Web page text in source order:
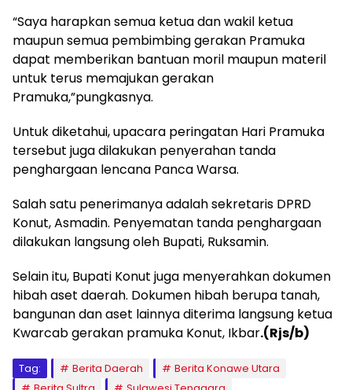
“Saya harapkan semua ketua dan wakil ketua
maupun semua pembimbing gerakan Pramuka
dapat memberikan bantuan moril maupun materil
untuk terus memajukan gerakan
Pramuka,”pungkasnya.
Untuk diketahui, upacara peringatan Hari Pramuka
tersebut juga dilakukan penyerahan tanda
penghargaan lencana Panca Warsa.
Salah satu penerimanya adalah sekretaris DPRD
Konut, Asmadin. Penyematan tanda penghargaan
dilakukan langsung oleh Bupati, Ruksamin.
Selain itu, Bupati Konut juga menyerahkan dokumen
hibah aset daerah. Dokumen hibah berupa tanah,
bangunan dan aset lainnya diterima langsung ketua
Kwarcab gerakan pramuka Konut, Ikbar.(Rjs/b)
Tag: Berita Daerah
Berita Konawe Utara